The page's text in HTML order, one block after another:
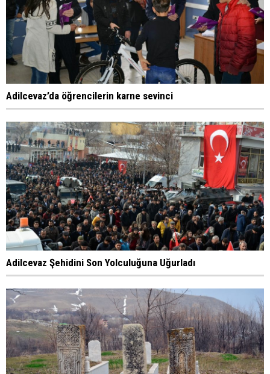
Adilcevaz’da öğrencilerin karne sevinci
Adilcevaz Şehidini Son Yolculuğuna Uğurladı